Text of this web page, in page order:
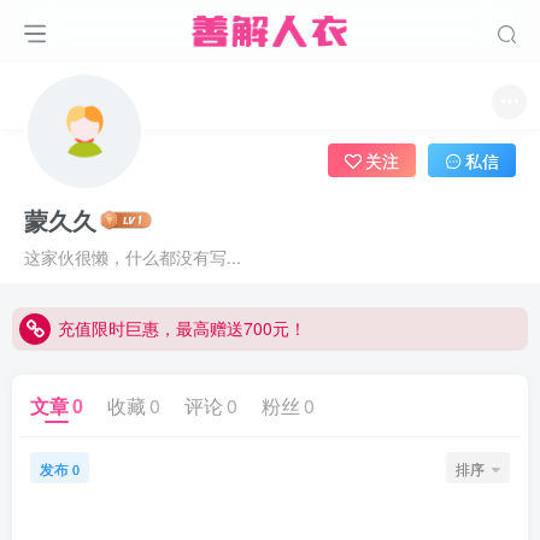
蒙久久
这家伙很懒，什么都没有写...
关注 私信
充值限时巨惠，最高赠送700元！
文章0 收藏 0 评论 0 粉丝 0
发布 0 排序